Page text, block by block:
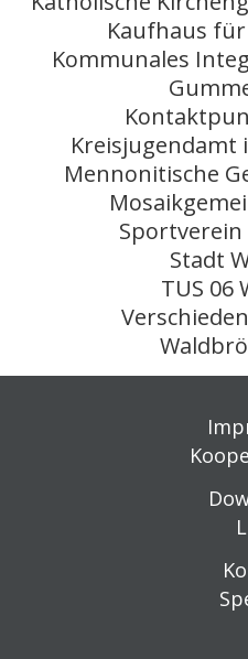
Kaufhaus
Kommunales
Kreisjugendamt
Mennonitische
Stadt
TUS 06